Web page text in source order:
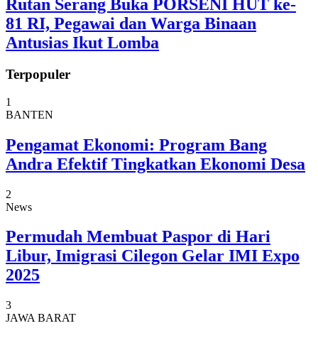
Rutan Serang Buka PORSENI HUT ke-
81 RI, Pegawai dan Warga Binaan
Antusias Ikut Lomba
Terpopuler
1
BANTEN
Pengamat Ekonomi: Program Bang
Andra Efektif Tingkatkan Ekonomi Desa
2
News
Permudah Membuat Paspor di Hari
Libur, Imigrasi Cilegon Gelar IMI Expo
2025
3
JAWA BARAT